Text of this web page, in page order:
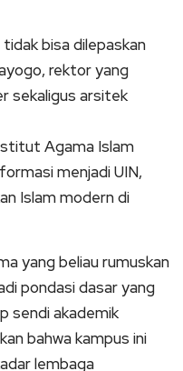
tidak bisa dilepaskan
rektor yang
sekaligus arsitek
Agama Islam
menjadi UIN,
Islam modern di
yang beliau rumuskan
pondasi dasar yang
sendi akademik
bahwa kampus ini
lembaga